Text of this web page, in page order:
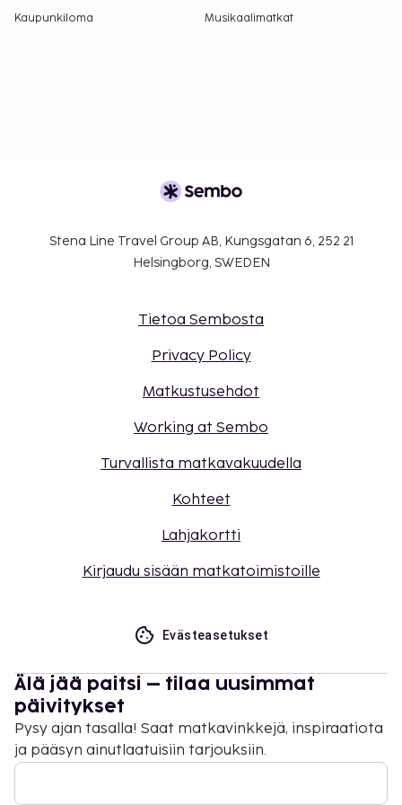
majoituspaikkaan käyttämällä
Kaupunkiloma
Musikaalimatkat
Stena Line Travel Group AB, Kungsgatan 6, 252 21
Helsingborg, SWEDEN
Tietoa Sembosta
Privacy Policy
Matkustusehdot
Working at Sembo
Turvallista matkavakuudella
Kohteet
Lahjakortti
Kirjaudu sisään matkatoimistoille
Evästeasetukset
Älä jää paitsi – tilaa uusimmat
päivitykset
Pysy ajan tasalla! Saat matkavinkkejä, inspiraatiota
ja pääsyn ainutlaatuisiin tarjouksiin.